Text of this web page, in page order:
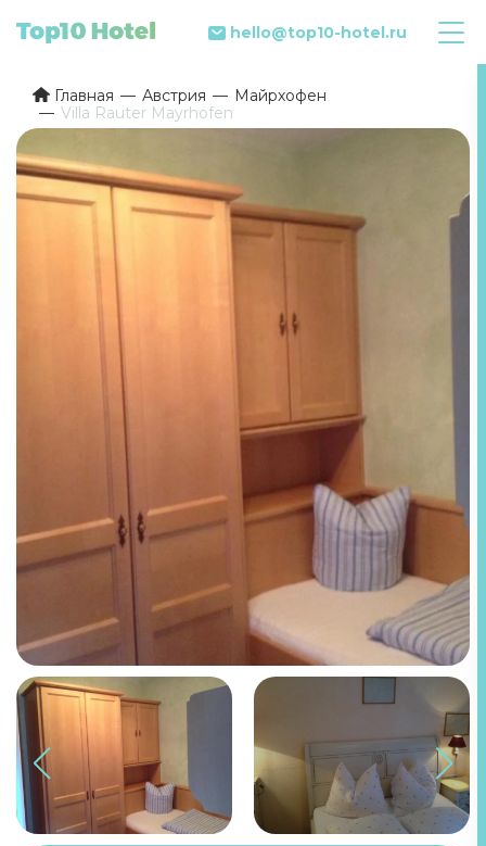
hello@top10-hotel.ru
Главная Австрия
Майрхофен
Villa Rauter Mayrhofen